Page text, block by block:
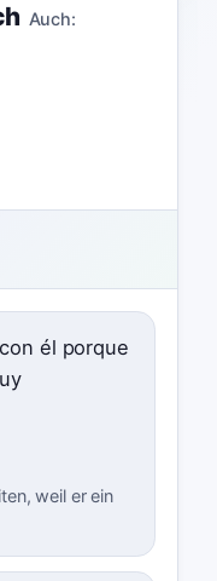
Auch:
él porque
weil er ein